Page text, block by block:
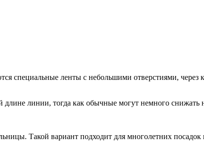
специальные ленты с небольшими отверстиями, через
линии, тогда как обычные могут немного снижать
Такой вариант подходит для многолетних посадок